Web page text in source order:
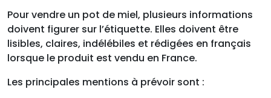
Pour vendre un pot de miel, plusieurs informations
doivent figurer sur l’étiquette. Elles doivent être
lisibles, claires, indélébiles et rédigées en français
lorsque le produit est vendu en France.
Les principales mentions à prévoir sont :